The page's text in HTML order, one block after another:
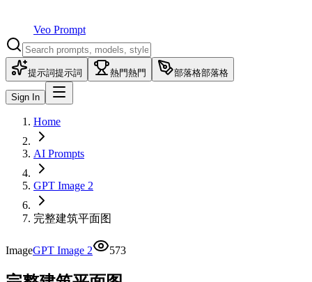
Veo Prompt
提示詞提示詞 熱門熱門 部落格部落格
Sign In
Home
AI Prompts
GPT Image 2
完整建筑平面图
ImageGPT Image 2 573